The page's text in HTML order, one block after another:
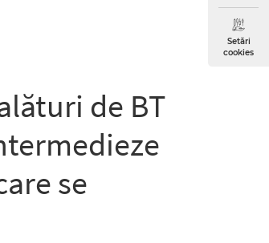
Setări
cookies
de BT
se